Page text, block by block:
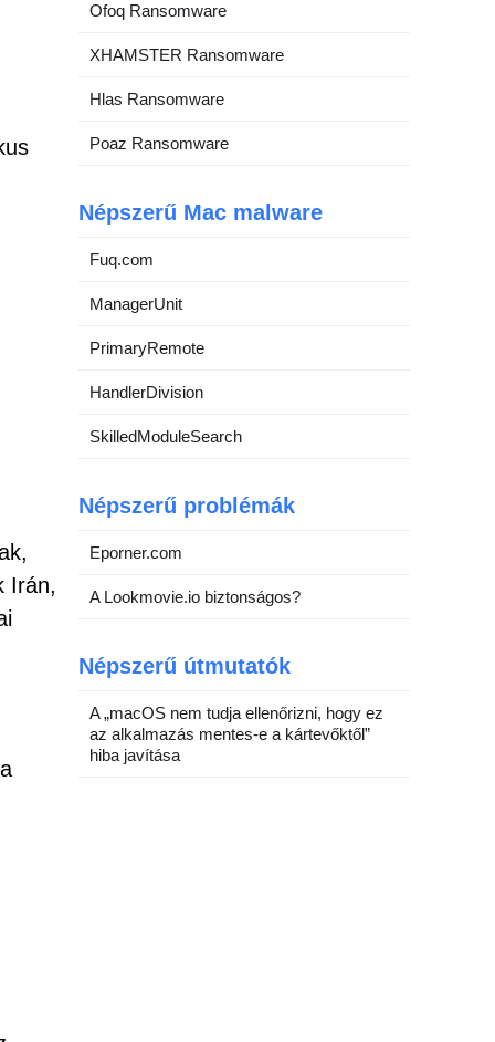
Irán,
Ofoq Ransomware
XHAMSTER Ransomware
Hlas Ransomware
Poaz Ransomware
Népszerű Mac malware
Fuq.com
ManagerUnit
PrimaryRemote
HandlerDivision
SkilledModuleSearch
Népszerű problémák
Eporner.com
A Lookmovie.io biztonságos?
Népszerű útmutatók
A „macOS nem tudja ellenőrizni, hogy ez
az alkalmazás mentes-e a kártevőktől”
hiba javítása